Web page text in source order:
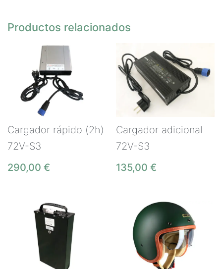
Productos relacionados
Cargador rápido (2h)
72V-S3
290,00 €
Cargador adicional
72V-S3
135,00 €